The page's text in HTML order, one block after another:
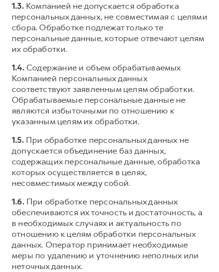
1.3.Компанией не допускается обработка
персональных данных, не совместимая с целями
сбора. Обработке подлежат только те
персональные данные, которые отвечают целям
их обработки.
1.4.Содержание и объем обрабатываемых
Компанией персональных данных
соответствуют заявленным целям обработки.
Обрабатываемые персональные данные не
являются избыточными по отношению к
указанным целям их обработки.
1.5.При обработке персональных данных не
допускается объединение баз данных,
содержащих персональные данные, обработка
которых осуществляется в целях,
несовместимых между собой.
1.6.При обработке персональных данных
обеспечиваются их точность и достаточность, а
в необходимых случаях и актуальность по
отношению к целям обработки персональных
данных. Оператор принимает необходимые
меры по удалению и уточнению неполных или
неточных данных.